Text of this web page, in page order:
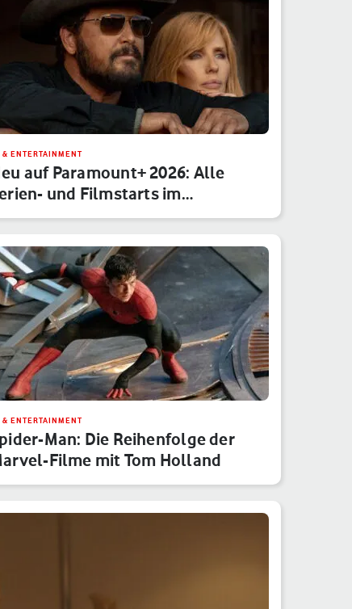
& ENTERTAINMENT
auf Paramount+ 2026: Alle
und Filmstarts im
& ENTERTAINMENT
Man: Die Reihenfolge der
Filme mit Tom Holland